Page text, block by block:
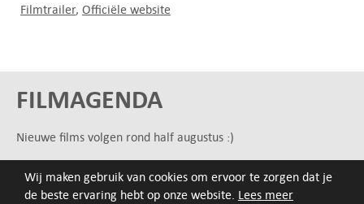
Wij maken gebruik van cookies om ervoor te zorgen dat je
de beste ervaring hebt op onze website. Lees meer
Filmtrailer Officiële website
FILMAGENDA
Nieuwe films volgen rond half augustus :)
ARCHIEF